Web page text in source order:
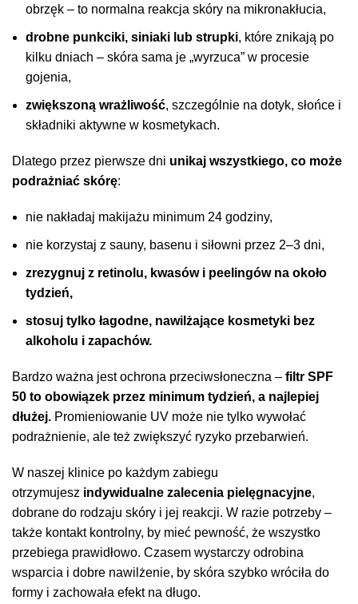
obrzęk – to normalna reakcja skóry na mikronakłucia,
drobne punkciki, siniaki lub strupki, które znikają po
kilku dniach – skóra sama je „wyrzuca” w procesie
gojenia,
zwiększoną wrażliwość, szczególnie na dotyk, słońce i
składniki aktywne w kosmetykach.
Dlatego przez pierwsze dni unikaj wszystkiego, co może
podrażniać skórę:
nie nakładaj makijażu minimum 24 godziny,
nie korzystaj z sauny, basenu i siłowni przez 2–3 dni,
zrezygnuj z retinolu, kwasów i peelingów na około
tydzień,
stosuj tylko łagodne, nawilżające kosmetyki bez
alkoholu i zapachów.
Bardzo ważna jest ochrona przeciwsłoneczna – filtr SPF
50 to obowiązek przez minimum tydzień, a najlepiej
dłużej. Promieniowanie UV może nie tylko wywołać
podrażnienie, ale też zwiększyć ryzyko przebarwień.
W naszej klinice po każdym zabiegu
otrzymujesz indywidualne zalecenia pielęgnacyjne,
dobrane do rodzaju skóry i jej reakcji. W razie potrzeby –
także kontakt kontrolny, by mieć pewność, że wszystko
przebiega prawidłowo. Czasem wystarczy odrobina
wsparcia i dobre nawilżenie, by skóra szybko wróciła do
formy i zachowała efekt na długo.